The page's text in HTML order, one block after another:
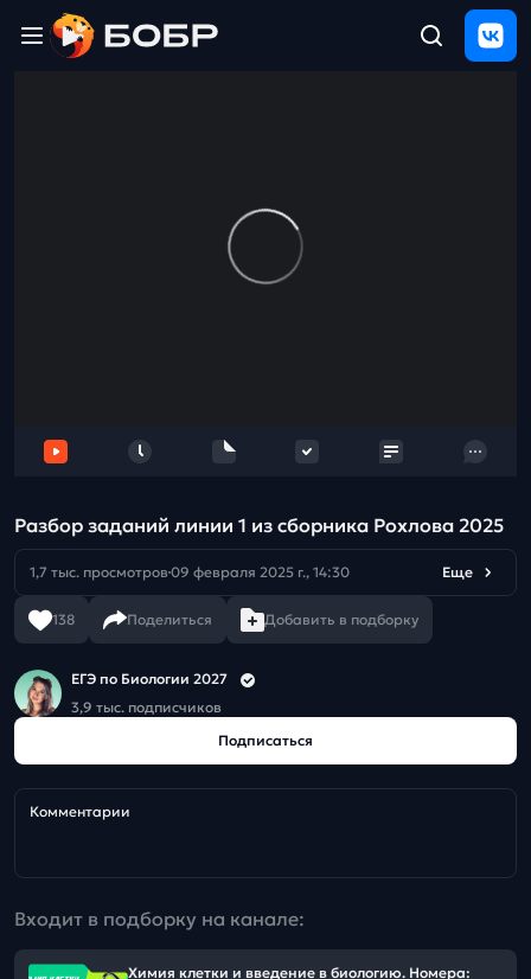
отзыв
Разбор заданий линии 1 из сборника Рохлова 2025
1,7 тыс. просмотров 09 февраля 2025 г., 14:30 Еще
138 Поделиться Добавить в подборку
ЕГЭ по Биологии 2027
3,9 тыс. подписчиков
Подписаться
Комментарии
Входит в подборку на канале:
Химия клетки и введение в биологию. Номера: